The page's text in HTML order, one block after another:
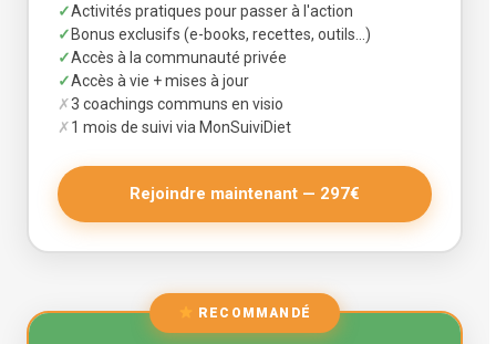
✓Activités pratiques pour passer à l'action
✓ Bonus exclusifs (e-books, recettes, outils…)
✓Accès à la communauté privée
✓Accès à vie + mises à jour
✗3 coachings communs en visio
✗1 mois de suivi via MonSuiviDiet
Rejoindre maintenant — 297€
RECOMMANDÉ